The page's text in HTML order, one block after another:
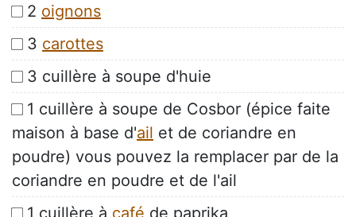
2 oignons
3 carottes
3 cuillère à soupe d'huie
1 cuillère à soupe de Cosbor (épice faite
maison à base d'ail et de coriandre en
poudre) vous pouvez la remplacer par de la
coriandre en poudre et de l'ail